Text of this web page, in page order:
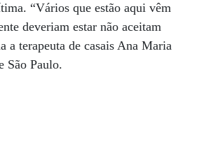
“Vários que estão aqui vêm
deveriam estar não aceitam
a terapeuta de casais Ana Maria
São Paulo.